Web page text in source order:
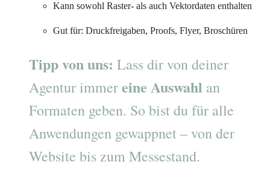
Kann sowohl Raster- als auch Vektordaten enthalten
Gut für: Druckfreigaben, Proofs, Flyer, Broschüren
Tipp von uns: Lass dir von deiner
Agentur immereine Auswahl an
Formaten geben. So bist du für alle
Anwendungen gewappnet – von der
Website bis zum Messestand.